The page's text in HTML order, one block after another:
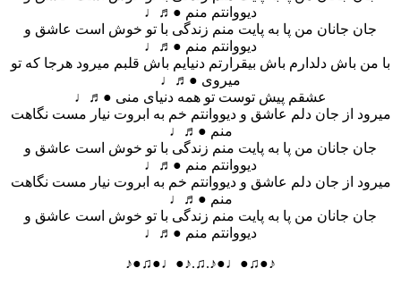
دیووانتم منم ●♬♩
جان جانان من پا به پایت منم زندگی با تو خوش است عاشق و
دیووانتم منم ●♬♩
با من باش دلدارم باش بیقرارتم دنیایم باش قلبم میرود هرجا که تو
میروی ●♬♩
عشقم پیش توست تو همه دنیای منی ●♬♩
میرود از جان دلم عاشق و دیووانتم خم به ابروت نیار مست نگاهت
منم ●♬♩
جان جانان من پا به پایت منم زندگی با تو خوش است عاشق و
دیووانتم منم ●♬♩
میرود از جان دلم عاشق و دیووانتم خم به ابروت نیار مست نگاهت
منم ●♬♩
جان جانان من پا به پایت منم زندگی با تو خوش است عاشق و
دیووانتم منم ●♬♩
♪●♫●♩●♪.♫.♪●♩●♫●♪